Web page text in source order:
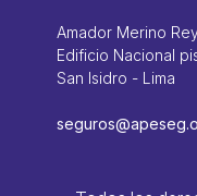
Amador Merino
Edificio Nacional
San Isidro - Lima